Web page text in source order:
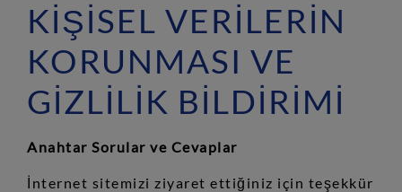
KİŞİSEL VERİLERİN
KORUNMASI VE
GİZLİLİK BİLDİRİMİ
Anahtar Sorular ve Cevaplar
İnternet sitemizi ziyaret ettiğiniz için teşekkür